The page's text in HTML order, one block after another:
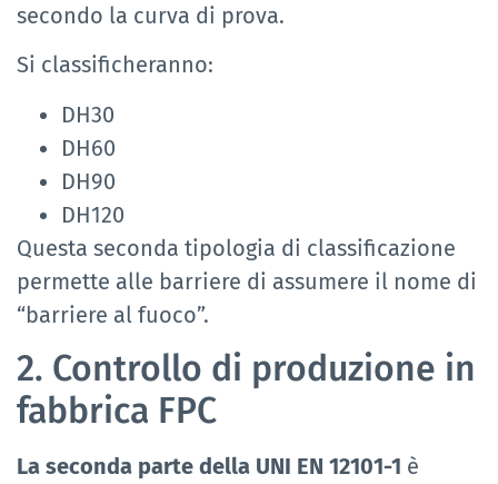
secondo la curva di prova.
Si classificheranno:
DH30
DH60
DH90
DH120
Questa seconda tipologia di classificazione
permette alle barriere di assumere il nome di
“barriere al fuoco”.
2. Controllo di produzione in
fabbrica FPC
La seconda parte della UNI EN 12101-1 è